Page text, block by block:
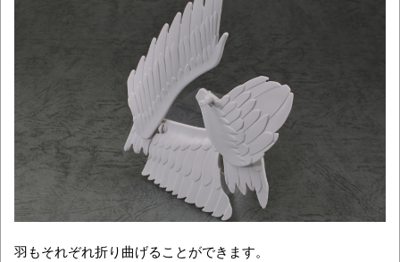
羽もそれぞれ折り曲げることができます。